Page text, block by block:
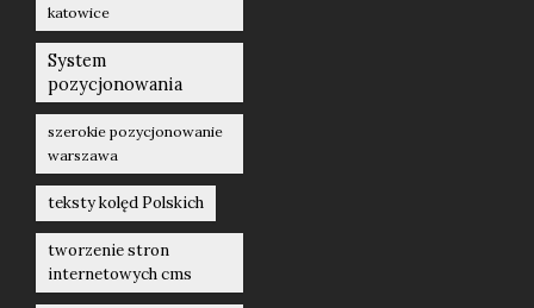
katowice
System
pozycjonowania
szerokie pozycjonowanie
warszawa
teksty kolęd Polskich
tworzenie stron
internetowych cms